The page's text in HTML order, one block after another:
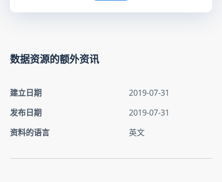
数据资源的额外资讯
建立日期
2019-07-31
发布日期
2019-07-31
资料的语言
英文